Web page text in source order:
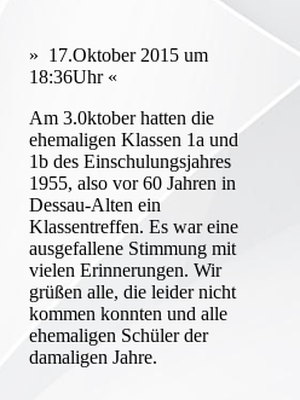
» 17.Oktober 2015 um
18:36Uhr «
Am 3.0ktober hatten die
ehemaligen Klassen 1a und
1b des Einschulungsjahres
1955, also vor 60 Jahren in
Dessau-Alten ein
Klassentreffen. Es war eine
ausgefallene Stimmung mit
vielen Erinnerungen. Wir
grüßen alle, die leider nicht
kommen konnten und alle
ehemaligen Schüler der
damaligen Jahre.